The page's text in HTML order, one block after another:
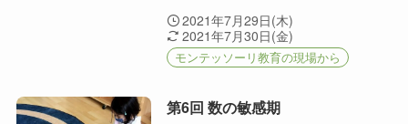
2021年7月29日(木)
2021年7月30日(金)
モンテッソーリ教育の現場から
第6回 数の敏感期